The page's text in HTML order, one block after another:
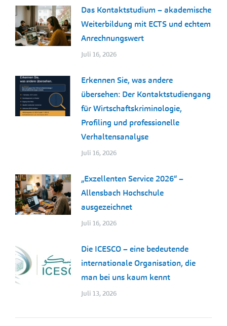
Das Kontaktstudium – akademische
Weiterbildung mit ECTS und echtem
Anrechnungswert
Juli 16, 2026
Erkennen Sie, was andere
übersehen: Der Kontaktstudiengang
für Wirtschaftskriminologie,
Profiling und professionelle
Verhaltensanalyse
Juli 16, 2026
„Exzellenten Service 2026“ –
Allensbach Hochschule
ausgezeichnet
Juli 16, 2026
Die ICESCO – eine bedeutende
internationale Organisation, die
man bei uns kaum kennt
Juli 13, 2026